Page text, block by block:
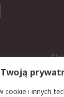
zwroty
cookie i innych